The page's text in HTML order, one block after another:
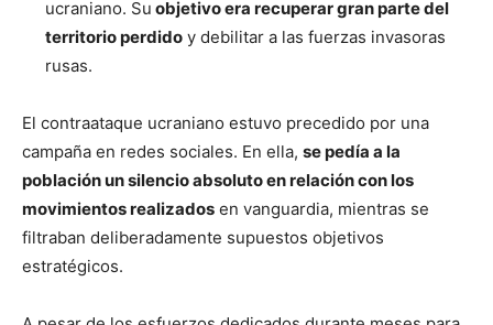
ucraniano. Su objetivo era recuperar gran parte del
territorio perdido y debilitar a las fuerzas invasoras
rusas.
El contraataque ucraniano estuvo precedido por una
campaña en redes sociales. En ella, se pedía a la
población un silencio absoluto en relación con los
movimientos realizados en vanguardia, mientras se
filtraban deliberadamente supuestos objetivos
estratégicos.